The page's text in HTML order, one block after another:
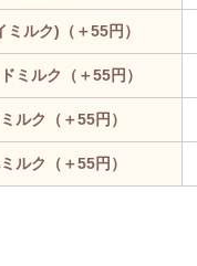
ミルク)（＋55円）
ミルク（＋55円）
ルク（＋55円）
ルク（＋55円）